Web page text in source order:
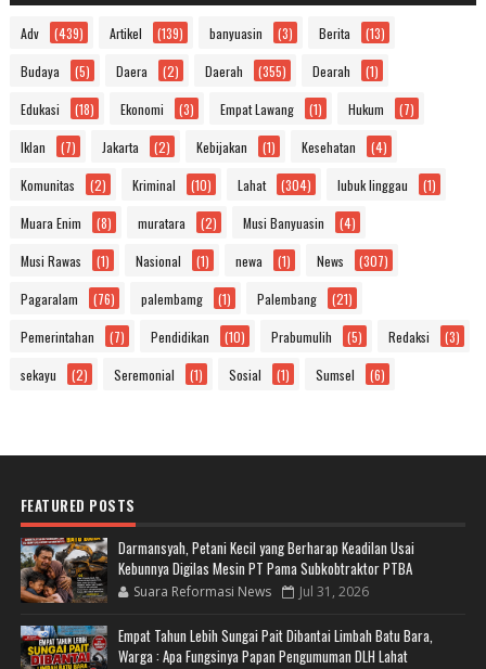
Adv (439) Artikel (139) banyuasin (3) Berita (13)
Budaya (5) Daera (2) Daerah (355) Dearah (1)
Edukasi (18) Ekonomi (3) Empat Lawang (1) Hukum (7)
Iklan (7) Jakarta (2) Kebijakan (1) Kesehatan (4)
Komunitas (2) Kriminal (10) Lahat (304) lubuk linggau (1)
Muara Enim (8) muratara (2) Musi Banyuasin (4)
Musi Rawas (1) Nasional (1) newa (1) News (307)
Pagaralam (76) palembamg (1) Palembang (21)
Pemerintahan (7) Pendidikan (10) Prabumulih (5) Redaksi (3)
sekayu (2) Seremonial (1) Sosial (1) Sumsel (6)
FEATURED POSTS
Darmansyah, Petani Kecil yang Berharap Keadilan Usai
Kebunnya Digilas Mesin PT Pama Subkobtraktor PTBA
Suara Reformasi News Jul 31, 2026
Empat Tahun Lebih Sungai Pait Dibantai Limbah Batu Bara,
Warga : Apa Fungsinya Papan Pengumuman DLH Lahat